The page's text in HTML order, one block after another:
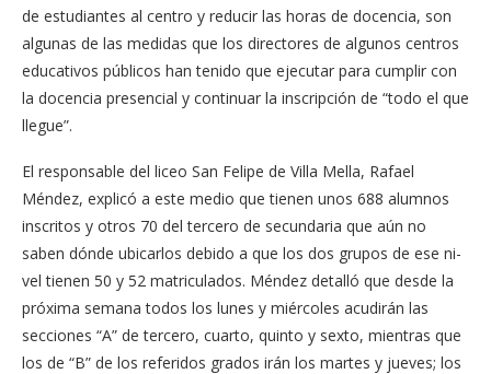
de estudiantes al centro y reducir las horas de docencia, son
algunas de las medidas que los directores de algunos centros
educati­vos públicos han tenido que ejecutar para cumplir con
la docencia presencial y conti­nuar la inscripción de “todo el que
llegue”.
El responsable del li­ceo San Felipe de Villa Me­lla, Rafael
Méndez, expli­có a este medio que tienen unos 688 alumnos
inscritos y otros 70 del tercero de se­cundaria que aún no
saben dónde ubicarlos debido a que los dos grupos de ese ni­
vel tienen 50 y 52 matricu­lados. Méndez detalló que desde la
próxima semana todos los lunes y miércoles acudirán las
secciones “A” de tercero, cuarto, quinto y sexto, mientras que
los de “B” de los referidos grados irán los martes y jueves; los